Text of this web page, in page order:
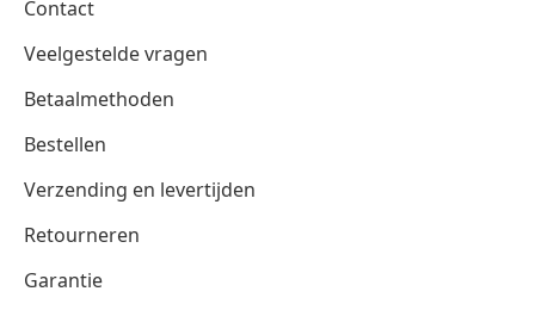
Contact
Veelgestelde vragen
Betaalmethoden
Bestellen
Verzending en levertijden
Retourneren
Garantie